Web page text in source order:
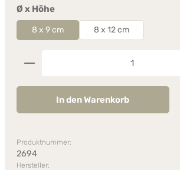
Ø x Höheauswählen
8 x 9 cm 8 x 12 cm
Produkt Anzahl: Gib den
In den Warenkorb
Produktnummer:
2694
Hersteller: